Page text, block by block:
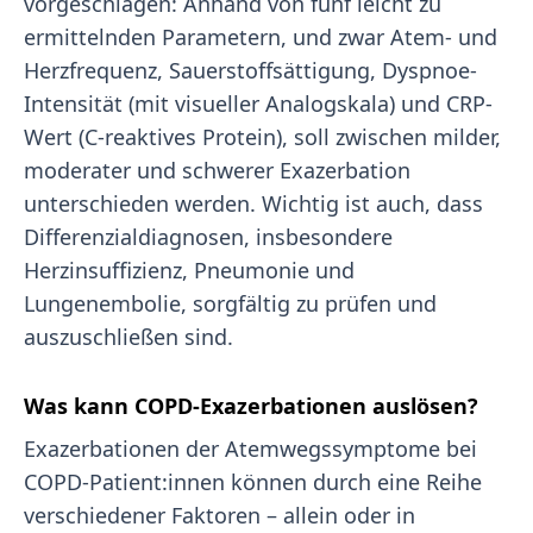
ermittelnden Parametern, und zwar Atem- und
Herzfrequenz, Sauerstoffsättigung, Dyspnoe-
Intensität (mit visueller Analogskala) und CRP-
Wert (C-reaktives Protein), soll zwischen milder,
moderater und schwerer Exazerbation
unterschieden werden. Wichtig ist auch, dass
Differenzialdiagnosen, insbesondere
Herzinsuffizienz, Pneumonie und
Lungenembolie, sorgfältig zu prüfen und
auszuschließen sind.
Was kann COPD-Exazerbationen auslösen?
Exazerbationen der Atemwegssymptome bei
COPD-Patient:innen können durch eine Reihe
verschiedener Faktoren – allein oder in